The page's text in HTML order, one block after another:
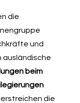
die
und
ausländische
beim
die